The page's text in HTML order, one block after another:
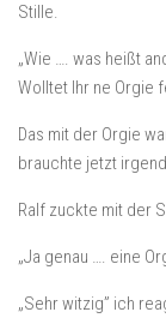
Stille.
„Wie …. was heißt
Wolltet Ihr ne Orgie
Das mit der Orgie
brauchte jetzt
Ralf zuckte mit der
„Ja genau …. eine
„Sehr witzig” ich